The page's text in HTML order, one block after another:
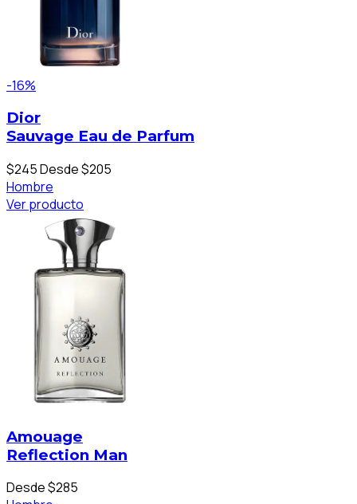
-16%
Dior
Sauvage Eau de Parfum
$245Desde $205
Hombre
Ver producto
Amouage
Reflection Man
Desde $285